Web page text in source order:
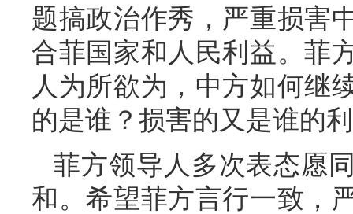
题搞政治作秀，严重损害
合菲国家和人民利益。菲
人为所欲为，中方如何继
的是谁？损害的又是谁的
菲方领导人多次表态愿
和。希望菲方言行一致，